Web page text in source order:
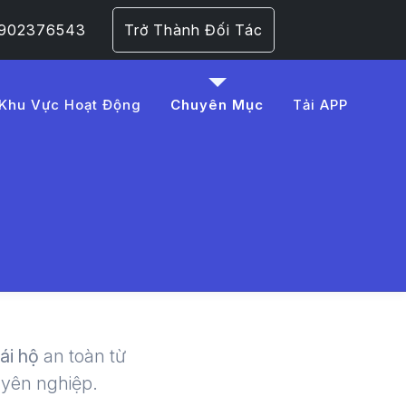
Trở Thành Đối Tác
Khu Vực Hoạt Động Chuyên Mục Tải APP
-
hộ an toàn từ
nghiệp.